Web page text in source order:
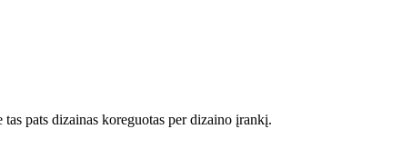
pats dizainas koreguotas per dizaino įrankį.